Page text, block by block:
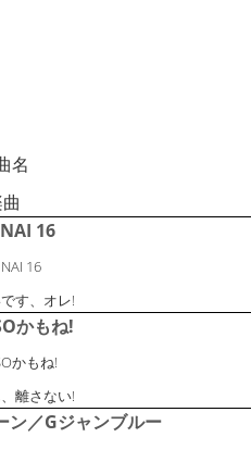
名
16
16
す、オレ!
かもね!
かもね!
離さない!
ン／Gジャンブルー